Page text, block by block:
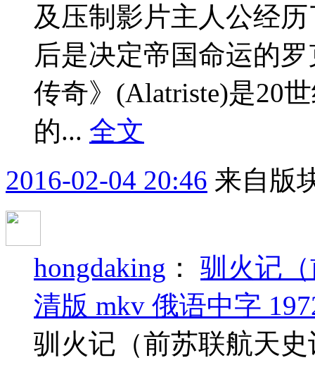
及压制影片主人公经
后是决定帝国命运的
传奇》(Alatriste)是20
的... 全文
2016-02-04 20:46 来自版
hongdaking ： 驯火记
清版 mkv 俄语中字
驯火记（前苏联航天